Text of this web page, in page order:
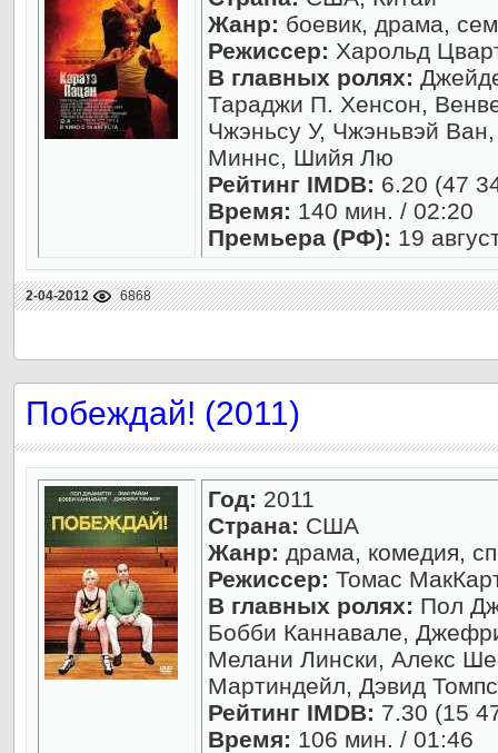
Жанр: боевик, драма,
Режиссер: Харольд
В главных ролях:
Тараджи П. Хенсон,
Чжэньсу У, Чжэньвэй
Миннс, Шийя Лю
Рейтинг IMDB: 6.20 (47
Время: 140 мин. / 02:20
Премьера (РФ): 19
2-04-2012 6868
Побеждай! (2011)
Год: 2011
Страна: США
Жанр: драма, комедия,
Режиссер: Томас
В главных ролях: Пол
Бобби Каннавале,
Мелани Лински, Алекс
Мартиндейл, Дэвид
Рейтинг IMDB: 7.30 (15
Время: 106 мин. / 01:46